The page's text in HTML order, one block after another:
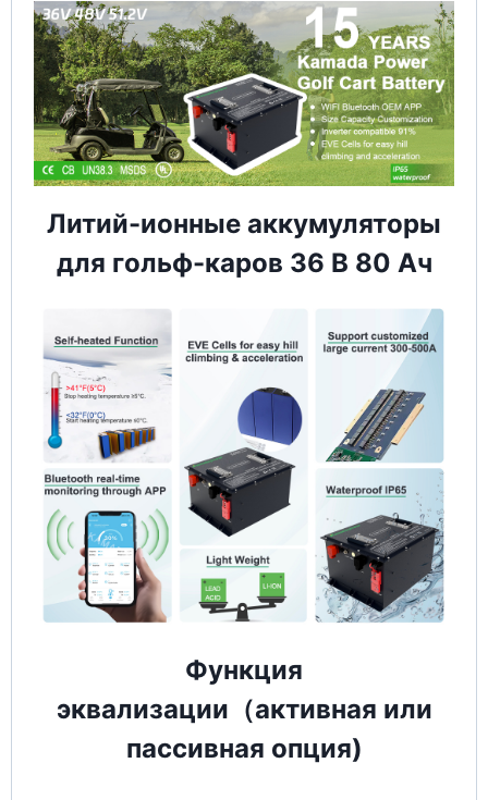
Литий-ионные аккумуляторы
для гольф-каров 36 В 80 Ач
Функция
эквализации（активная или
пассивная опция)